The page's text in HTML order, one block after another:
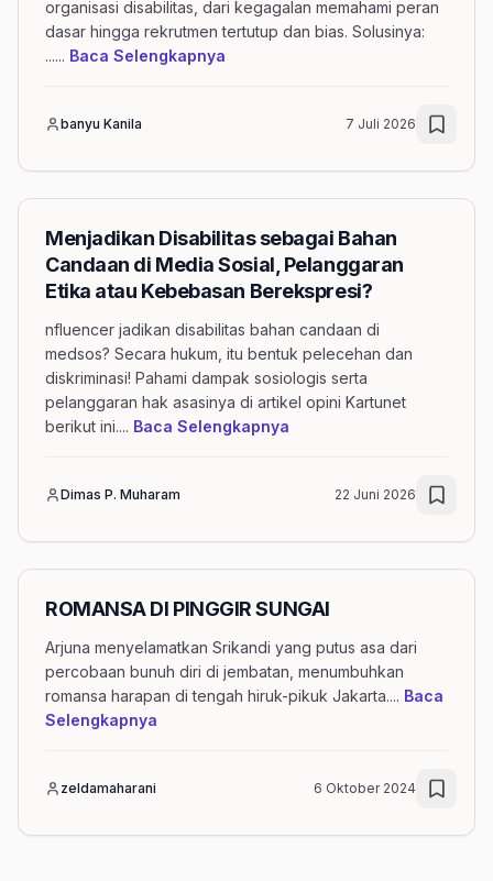
organisasi disabilitas, dari kegagalan memahami peran
dasar hingga rekrutmen tertutup dan bias. Solusinya:
...... Baca Selengkapnya
banyu Kanila 7 Juli 2026
Menjadikan Disabilitas sebagai Bahan
Candaan di Media Sosial, Pelanggaran
Etika atau Kebebasan Berekspresi?
nfluencer jadikan disabilitas bahan candaan di
medsos? Secara hukum, itu bentuk pelecehan dan
diskriminasi! Pahami dampak sosiologis serta
pelanggaran hak asasinya di artikel opini Kartunet
berikut ini.... Baca Selengkapnya
Dimas P. Muharam 22 Juni 2026
ROMANSA DI PINGGIR SUNGAI
Arjuna menyelamatkan Srikandi yang putus asa dari
percobaan bunuh diri di jembatan, menumbuhkan
romansa harapan di tengah hiruk-pikuk Jakarta.... Baca
Selengkapnya
zeldamaharani 6 Oktober 2024